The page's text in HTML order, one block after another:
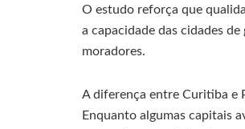
O estudo reforça que
a capacidade das cidades
moradores.
A diferença entre Curitiba e
Enquanto algumas capitais